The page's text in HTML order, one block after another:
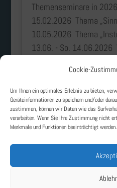
Cookie-
Um Ihnen ein optimales Erlebnis zu bieten,
Geräteinformationen zu speichern und/oder
zustimmen, können wir Daten wie das
verarbeiten. Wenn Sie Ihre Zustimmung nicht
Merkmale und Funktionen beeinträchtigt werden.
Themenseminare in
15.02.2026 Thema
10.05.2026 Thema
13.06. - So. 14.06.2026
mehr lesen
« Ältere Einträge